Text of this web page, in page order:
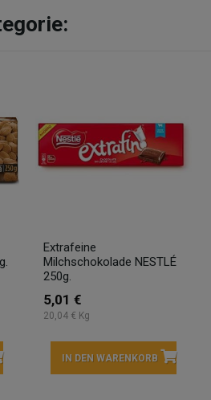
Extrafeine
Milchschokolade NESTLÉ
250g.
5,01 €
20,04 € Kg
IN DEN WARENKORB